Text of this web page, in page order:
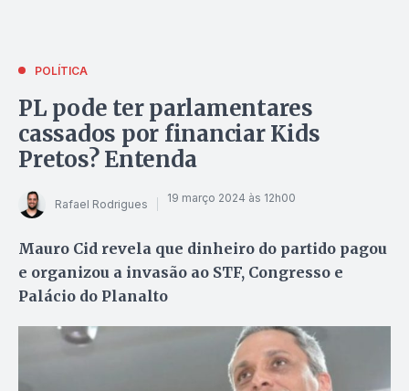
POLÍTICA
PL pode ter parlamentares
cassados por financiar Kids
Pretos? Entenda
Rafael Rodrigues 19 março 2024 às 12h00
Mauro Cid revela que dinheiro do partido pagou
e organizou a invasão ao STF, Congresso e
Palácio do Planalto